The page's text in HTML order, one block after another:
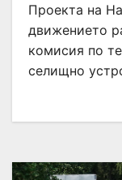
Проекта на
движението
комисия по
селищно